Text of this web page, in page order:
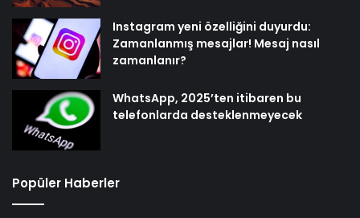
Instagram yeni özelliğini duyurdu:
Zamanlanmış mesajlar! Mesaj nasıl
zamanlanır?
WhatsApp, 2025’ten itibaren bu
telefonlarda desteklenmeyecek
Popüler Haberler